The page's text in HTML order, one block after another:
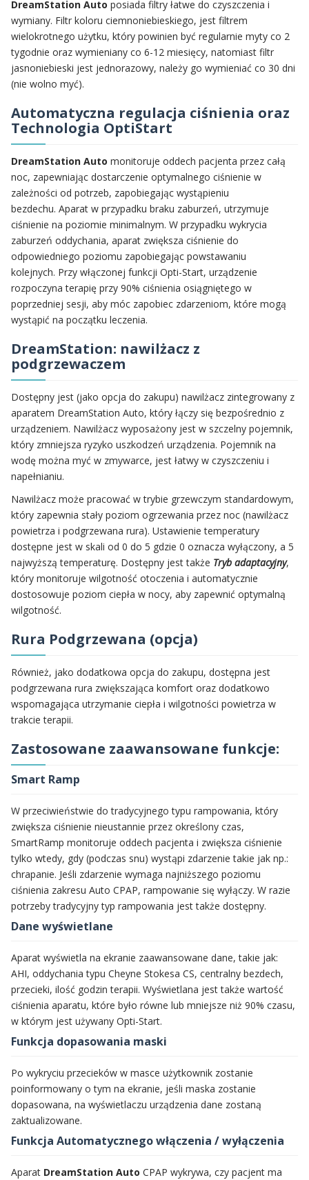
DreamStation Auto posiada filtry łatwe do czyszczenia i
wymiany. Filtr koloru ciemnoniebieskiego, jest filtrem
wielokrotnego użytku, który powinien być regularnie myty co 2
tygodnie oraz wymieniany co 6-12 miesięcy, natomiast filtr
jasnoniebieski jest jednorazowy, należy go wymieniać co 30 dni
(nie wolno myć).
Automatyczna regulacja ciśnienia oraz
Technologia OptiStart
DreamStation Auto monitoruje oddech pacjenta przez całą
noc, zapewniając dostarczenie optymalnego ciśnienie w
zależności od potrzeb, zapobiegając wystąpieniu
bezdechu. Aparat w przypadku braku zaburzeń, utrzymuje
ciśnienie na poziomie minimalnym. W przypadku wykrycia
zaburzeń oddychania, aparat zwiększa ciśnienie do
odpowiedniego poziomu zapobiegając powstawaniu
kolejnych. Przy włączonej funkcji Opti-Start, urządzenie
rozpoczyna terapię przy 90% ciśnienia osiągniętego w
poprzedniej sesji, aby móc zapobiec zdarzeniom, które mogą
wystąpić na początku leczenia.
DreamStation: nawilżacz z
podgrzewaczem
Dostępny jest (jako opcja do zakupu) nawilżacz zintegrowany z
aparatem DreamStation Auto, który łączy się bezpośrednio z
urządzeniem. Nawilżacz wyposażony jest w szczelny pojemnik,
który zmniejsza ryzyko uszkodzeń urządzenia. Pojemnik na
wodę można myć w zmywarce, jest łatwy w czyszczeniu i
napełnianiu.
Nawilżacz może pracować w trybie grzewczym standardowym,
który zapewnia stały poziom ogrzewania przez noc (nawilżacz
powietrza i podgrzewana rura). Ustawienie temperatury
dostępne jest w skali od 0 do 5 gdzie 0 oznacza wyłączony, a 5
najwyższą temperaturę. Dostępny jest także Tryb adaptacyjny,
który monitoruje wilgotność otoczenia i automatycznie
dostosowuje poziom ciepła w nocy, aby zapewnić optymalną
wilgotność.
Rura Podgrzewana (opcja)
Również, jako dodatkowa opcja do zakupu, dostępna jest
podgrzewana rura zwiększająca komfort oraz dodatkowo
wspomagająca utrzymanie ciepła i wilgotności powietrza w
trakcie terapii.
Zastosowane zaawansowane funkcje:
Smart Ramp
W przeciwieństwie do tradycyjnego typu rampowania, który
zwiększa ciśnienie nieustannie przez określony czas,
SmartRamp monitoruje oddech pacjenta i zwiększa ciśnienie
tylko wtedy, gdy (podczas snu) wystąpi zdarzenie takie jak np.:
chrapanie. Jeśli zdarzenie wymaga najniższego poziomu
ciśnienia zakresu Auto CPAP, rampowanie się wyłączy. W razie
potrzeby tradycyjny typ rampowania jest także dostępny.
Dane wyświetlane
Aparat wyświetla na ekranie zaawansowane dane, takie jak:
AHI, oddychania typu Cheyne Stokesa CS, centralny bezdech,
przecieki, ilość godzin terapii. Wyświetlana jest także wartość
ciśnienia aparatu, które było równe lub mniejsze niż 90% czasu,
w którym jest używany Opti-Start.
Funkcja dopasowania maski
Po wykryciu przecieków w masce użytkownik zostanie
poinformowany o tym na ekranie, jeśli maska zostanie
dopasowana, na wyświetlaczu urządzenia dane zostaną
zaktualizowane.
Funkcja Automatycznego włączenia / wyłączenia
Aparat DreamStation Auto CPAP wykrywa, czy pacjent ma